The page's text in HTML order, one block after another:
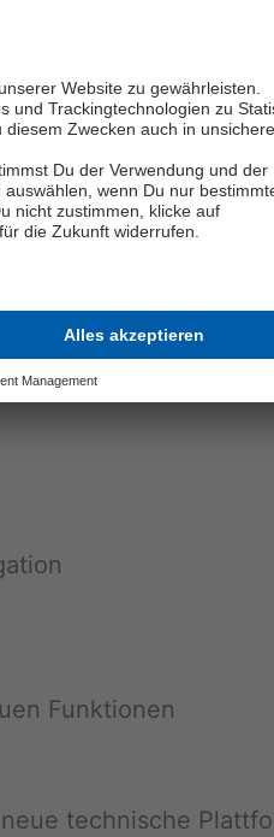
Jahr drei Up­dates
Das erste
auf die
Funk­tio­nen
tech­ni­sche